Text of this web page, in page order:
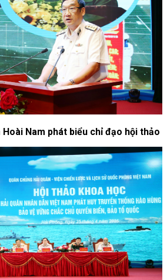
Nam phát biểu chỉ đạo hội thảo